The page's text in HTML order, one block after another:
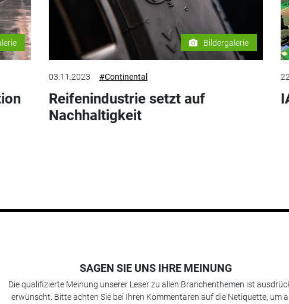
Bildergalerie
03.11.2023 #Continental
Reifenindustrie setzt auf
Nachhaltigkeit
SAGEN SIE UNS IHRE MEINUNG
Die qualifizierte Meinung unserer Leser zu allen Branchenthemen ist
erwünscht. Bitte achten Sie bei Ihren Kommentaren auf die Netiquette, um